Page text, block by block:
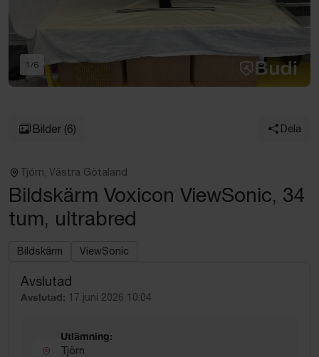
1 /6
Bilder (6) Dela
Tjörn, Västra Götaland
Bildskärm Voxicon ViewSonic, 34
tum, ultrabred
Bildskärm ViewSonic
Avslutad
Avslutad: 17 juni 2026 10:04
Utlämning:
Tjörn